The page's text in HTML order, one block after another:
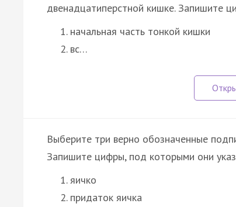
двенадцатиперстной кишке. Запишите
начальная часть тонкой кишки
вс…
Выберите три верно обозначенные
Запишите цифры, под которыми они
яичко
придаток яичка